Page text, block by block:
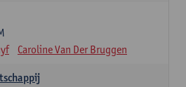
Caroline Van Der Bruggen